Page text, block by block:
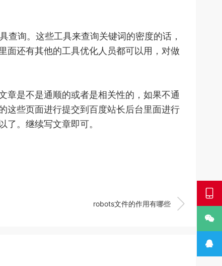
询。这些工具来查询关键词的密度的话，
面还有其他的工具优化人员都可以用，对做
是不是通顺的或者是相关性的，如果不通
这些页面进行提交到百度站长后台里面进行
。继续写文章即可。

robots文件的作用有哪些


